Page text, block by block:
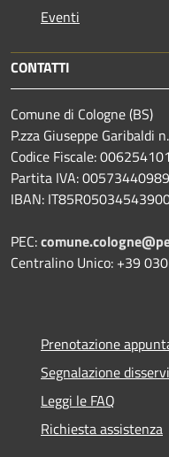
Eventi
CONTATTI
Comune di Cologne (BS)
P.zza Giuseppe Garibaldi
Codice Fiscale:
Partita IVA: 00573440989
IBAN:
PEC:
Centralino Unico: +39
Prenotazione
Segnalazione
Leggi le FAQ
Richiesta assistenza